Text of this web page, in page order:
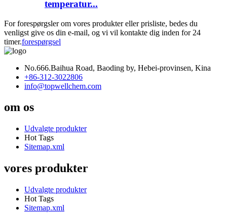
temperatur...
For forespørgsler om vores produkter eller prisliste, bedes du
venligst give os din e-mail, og vi vil kontakte dig inden for 24
timer.forespørgsel
No.666.Baihua Road, Baoding by, Hebei-provinsen, Kina
+86-312-3022806
info@topwellchem.com
om os
Udvalgte produkter
Hot Tags
Sitemap.xml
vores produkter
Udvalgte produkter
Hot Tags
Sitemap.xml